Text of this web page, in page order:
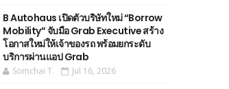
B Autohaus เปิดตัวบริษัทใหม่ “Borrow
Mobility” จับมือ Grab Executive สร้าง
โอกาสใหม่ให้เจ้าของรถ พร้อมยกระดับ
บริการผ่านแอป Grab
Somchai T. Jul 16, 2026